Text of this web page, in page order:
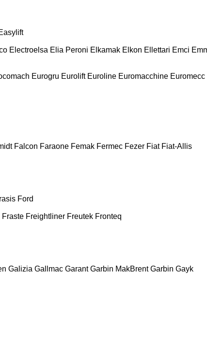
Electroelsa Elia Peroni Elkamak Elkon Ellettari Emci
Eurogru Eurolift Euroline Euromacchine Euromecc
Falcon Faraone Femak Fermec Fezer Fiat Fiat-Allis
Ford
Fraste Freightliner Freutek Fronteq
Galizia Gallmac Garant Garbin MakBrent Garbin Gayk